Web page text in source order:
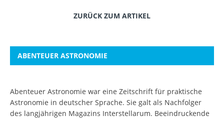
ZURÜCK ZUM ARTIKEL
ABENTEUER ASTRONOMIE
Abenteuer Astronomie war eine Zeitschrift für praktische
Astronomie in deutscher Sprache. Sie galt als Nachfolger
des langjährigen Magazins Interstellarum. Beeindruckende